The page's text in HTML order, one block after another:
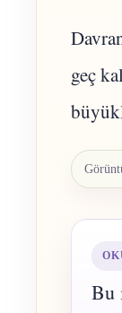
geç
Bu